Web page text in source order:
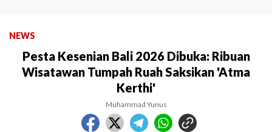
NEWS
Pesta Kesenian Bali 2026 Dibuka: Ribuan
Wisatawan Tumpah Ruah Saksikan 'Atma
Kerthi'
Muhammad Yunus